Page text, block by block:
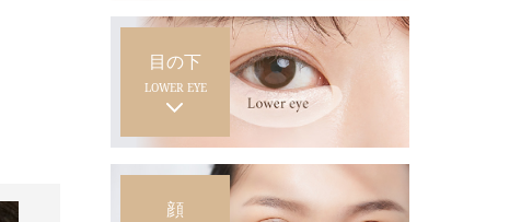
目の下
LOWER EYE
顔